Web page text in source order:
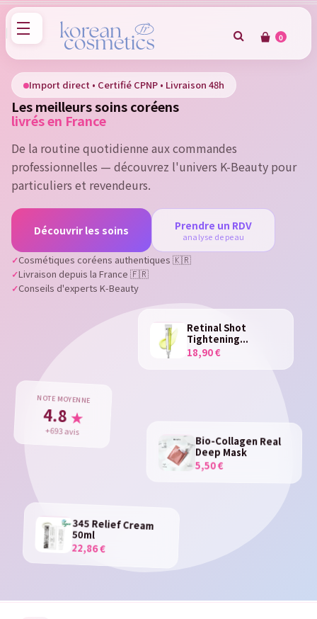
0
Import direct • Certifié CPNP • Livraison 48h
Les meilleurs soins coréens
livrés en France
De la routine quotidienne aux commandes
professionnelles — découvrez l'univers K-Beauty pour
particuliers et revendeurs.
Découvrir les soins Prendre un RDV
analyse de peau
Cosmétiques coréens authentiques 🇰🇷
Livraison depuis la France 🇫🇷
Conseils d'experts K-Beauty
Retinal Shot
Tightening...
18,90 €
345 Relief Cream
50ml
22,86 €
Bio-Collagen Real
Deep Mask
5,50 €
NOTE MOYENNE
4.8 ★
+693 avis
Sign in
You need to be logged in to save products in your wish
list.
Cancel